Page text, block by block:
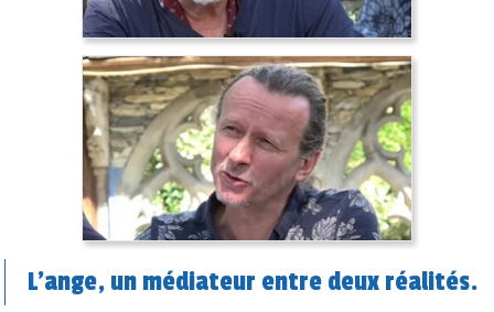
L’ange, un médiateur entre deux réalités.